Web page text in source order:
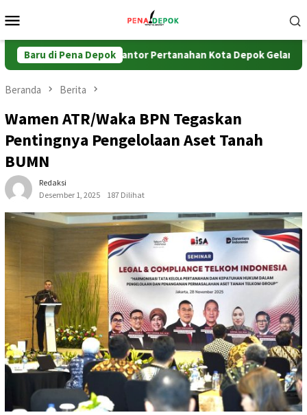
ke
Mobile
Baru di Pena Depok
BPHTB Kantor Pertanahan Kota Depok Gelar Coffee
Beranda Berita
Wamen ATR/Waka BPN Tegaskan
Pentingnya Pengelolaan Aset Tanah
BUMN
Redaksi
Desember 1, 2025
187 Dilihat